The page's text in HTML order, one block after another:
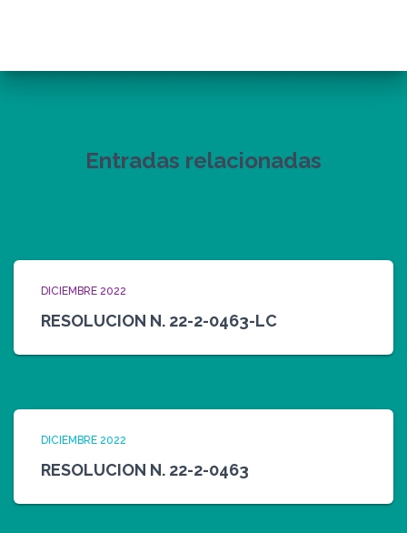
Entradas relacionadas
DICIEMBRE 2022
RESOLUCION N. 22-2-0463-LC
DICIEMBRE 2022
RESOLUCION N. 22-2-0463